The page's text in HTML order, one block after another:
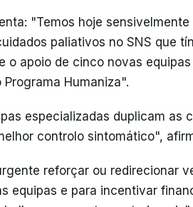
"Temos hoje
paliativos no SNS que
o apoio de cinco novas
Humaniza".
especializadas duplicam as
controlo sintomático",
reforçar ou redirecionar
equipas e para incentivar